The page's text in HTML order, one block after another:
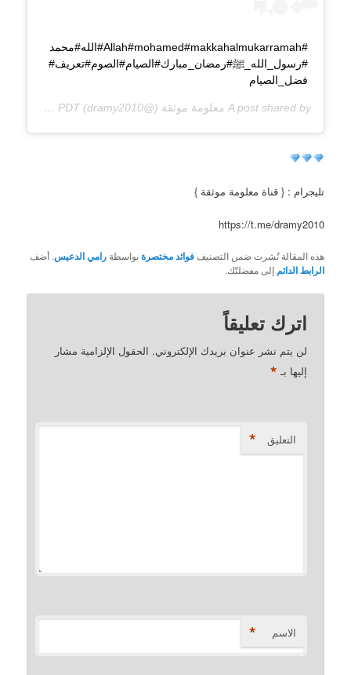
#Allah#mohamed#makkahalmukarramah#الله#محمد
#رسول_الله_ﷺ#رمضان_مبارك#الصيام#الصوم#تعريف#
فضل_الصيام
A post shared by معلومة موثقة (@dramy2010) on
May 15, 2017 at 11:16am PDT
تليجرام : { قناة معلومة موثقة }
https://t.me/dramy2010
هذه المقالة نُشرت ضمن التصنيففوائد مختصرةبواسطةرامي الدعيس. أضف
الرابط الدائم إلى مفضلتّك.
اترك تعليقاً
لن يتم نشر عنوان بريدك الإلكتروني. الحقول الإلزامية مشار
إليها بـ *
التعليق *
الاسم *